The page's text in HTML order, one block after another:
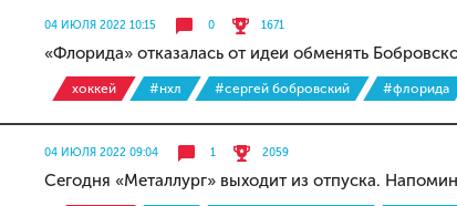
04 ИЮЛЯ 2022 10:15 0 1671
«Флорида» отказалась от идеи обменять
хоккей #нхл #сергей бобровский #флорида
04 ИЮЛЯ 2022 09:04 1 2059
Сегодня «Металлург» выходит из отпуска.